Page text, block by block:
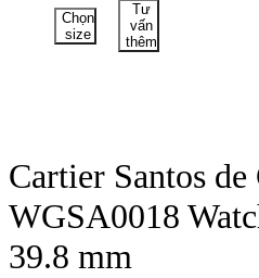
Chọn
size
Tư
vấn
thêm
Cartier Santos
WGSA0018
39.8 mm